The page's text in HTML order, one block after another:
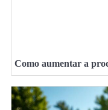
Como aumentar a